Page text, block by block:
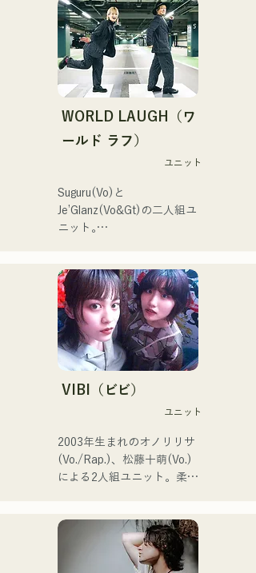
中。またSNSでの動画投
稿・配信の活動も行ってい
る。
韓国のアイドルSTAYCのメ
行をされていた際、清流公
園で行われていた「ファン
き、ハルノウタがとてもよ
い！と感想をいただきおす
すめした。
寄り添う歌詞、耳に残るギ
ターリフを意識し、聞く人
の心に刻まれるようなサウ
ンドづくりを目指してい
WORLD LAUGH（ワ
ールド ラフ）
ユニット
Suguru(Vo)と
Je’Glanz(Vo&Gt)の二人組ユ
ニット｡
力的に活動中｡
SNS動画総再生数350万回
再生超え､ SNS総フォロワ
ー11.9万人突破！
また2024年第106回全国高
等学校野球選手権大会の
J:COM福岡•熊本•下関のテー
2026年6月3日に新曲
「Hello say goodbye」を自
VIBI（ビビ）
ユニット
2003年生まれのオノリリサ
(Vo./Rap.)、松藤十萌(Vo.)
による2人組ユニット。柔ら
た楽曲と、温かくも芯のあ
る歌声で、聴く人の心にそ
っと寄り添う楽曲を制作し